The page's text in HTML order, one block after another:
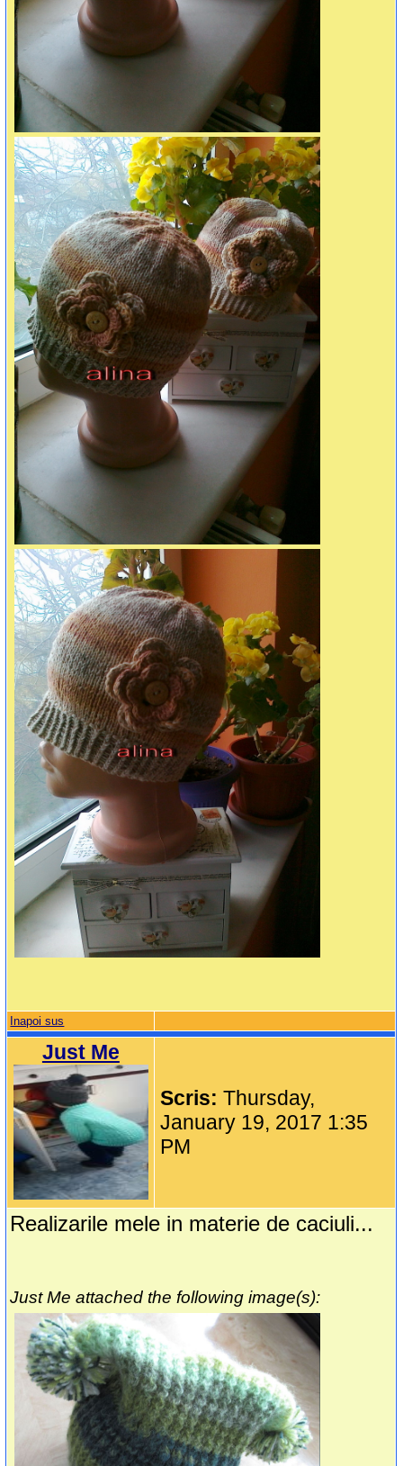
Inapoi sus
Just Me
Scris:Thursday,
January 19, 2017 1:35
PM
Realizarile mele in materie de caciuli...
Just Me attached the following image(s):